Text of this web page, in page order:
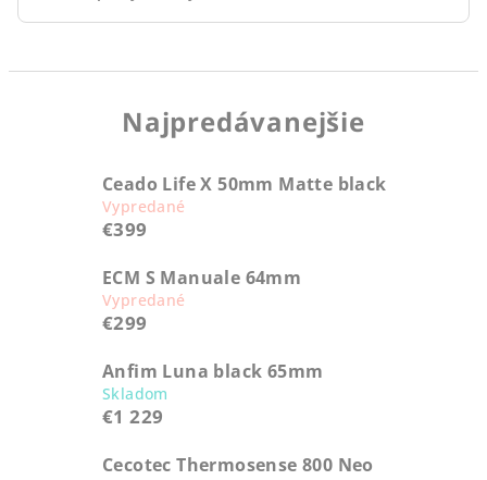
Najpredávanejšie
Ceado Life X 50mm Matte black
Vypredané
€399
ECM S Manuale 64mm
Vypredané
€299
Anfim Luna black 65mm
Skladom
€1 229
Cecotec Thermosense 800 Neo